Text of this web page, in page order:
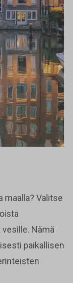
maalla? Valitse
Nämä
paikallisen